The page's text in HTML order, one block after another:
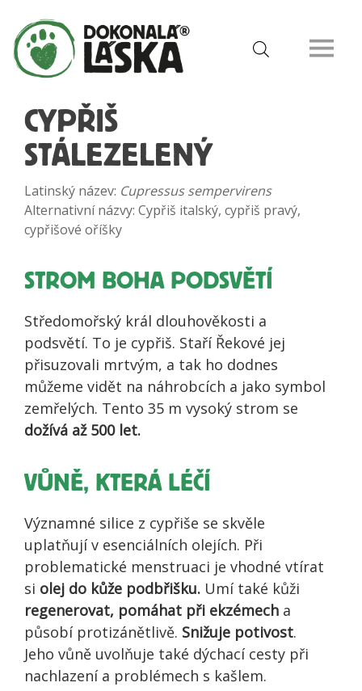
CYPŘIŠ
STÁLEZELENÝ
Latinský název: Cupressus sempervirens
Alternativní názvy: Cypřiš italský, cypřiš pravý,
cypřišové oříšky
STROM BOHA PODSVĚTÍ
Středomořský král dlouhověkosti a
podsvětí. To je cypřiš. Staří Řekové jej
přisuzovali mrtvým, a tak ho dodnes
můžeme vidět na náhrobcích a jako symbol
zemřelých. Tento 35 m vysoký strom se
dožívá až 500 let.
VŮNĚ, KTERÁ LÉČÍ
Významné silice z cypřiše se skvěle
uplatňují v esenciálních olejích. Při
problematické menstruaci je vhodné vtírat
si olej do kůže podbřišku. Umí také kůži
regenerovat, pomáhat při ekzémech a
působí protizánětlivě. Snižuje potivost.
Jeho vůně uvolňuje také dýchací cesty při
nachlazení a problémech s kašlem.